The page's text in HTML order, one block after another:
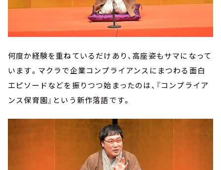
何度か経験を重ねているだけあり、高座姿もサマになって
います。マクラで企業コンプライアンスにまつわる面白
エピソードなどを振りつつ始まったのは、『コンプライア
ンス保育園』という新作落語です。